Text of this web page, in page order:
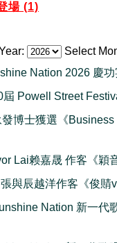
場 (1)
Select
Nation 2026 慶
屆 Powell Street
發博士獲選《
Lai赖嘉晟 作客《穎
張與辰越洋作客《俊䝼
Nation 新一